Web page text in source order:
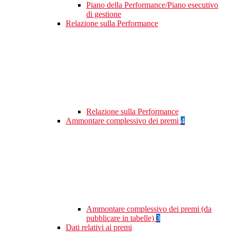
Piano della Performance/Piano esecutivo
di gestione
Relazione sulla Performance
Relazione sulla Performance
Ammontare complessivo dei premi 4
Ammontare complessivo dei premi (da
pubblicare in tabelle) 3
Dati relativi ai premi